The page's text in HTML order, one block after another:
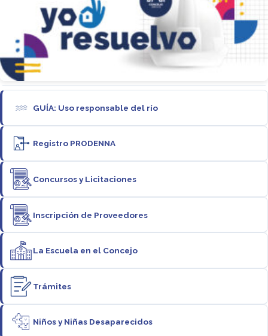
GUÍA: Uso responsable del río
Registro PRODENNA
Concursos y Licitaciones
Inscripción de Proveedores
La Escuela en el Concejo
Trámites
Niños y Niñas Desaparecidos